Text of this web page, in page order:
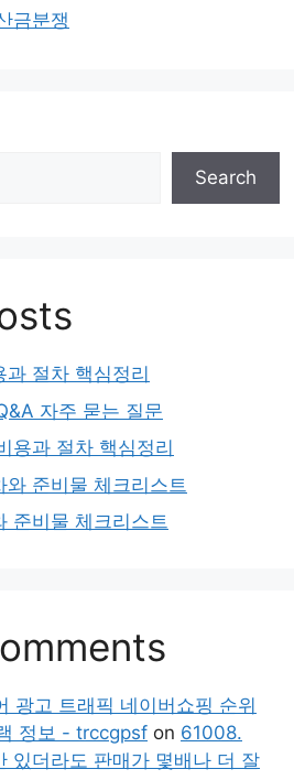
금분쟁
Search
절차 핵심정리
자주 묻는 질문
용과 절차 핵심정리
준비물 체크리스트
준비물 체크리스트
광고 트래픽 네이버쇼핑 순위
정보 - trccgpsf on 61008.
있더라도 판매가 몇배나 더 잘